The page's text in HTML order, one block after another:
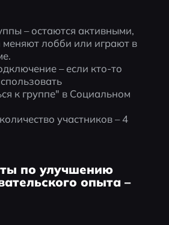
– остаются активными,
лобби или играют в
– если кто-то
к группе" в Социальном
участников – 4
по улучшению
опыта –